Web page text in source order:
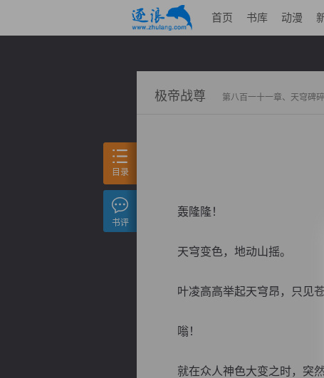
首页 书库 动漫
极帝战尊 第八百一十一章、天穹碑
轰隆隆！
天穹变色，地动山摇。
叶凌高高举起天穹昂，只见苍
嗡！
就在众人神色大变之时，突然
目录
书评